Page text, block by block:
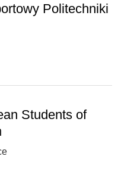
Politechniki
Students of